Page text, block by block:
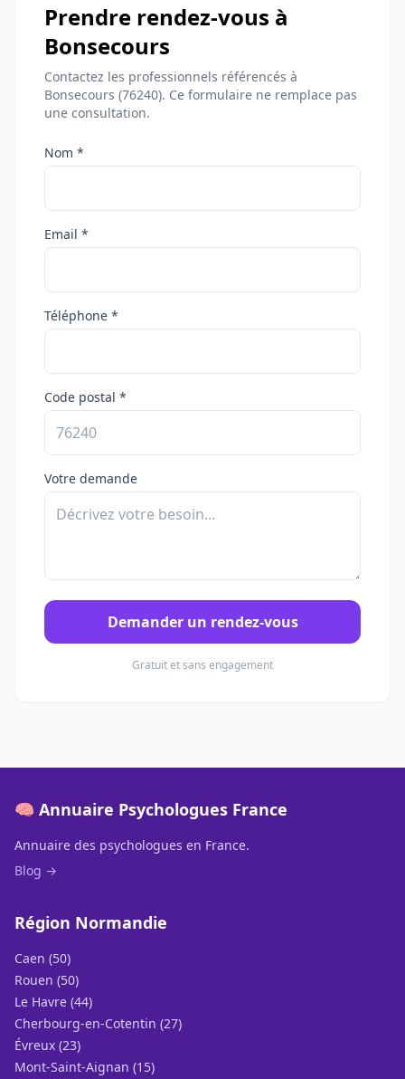
Prendre rendez-vous à
Bonsecours
Contactez les professionnels référencés à
Bonsecours (76240). Ce formulaire ne remplace pas
une consultation.
Nom *
Email *
Téléphone *
Code postal *
Votre demande
Demander un rendez-vous
Gratuit et sans engagement
🧠 Annuaire Psychologues France
Annuaire des psychologues en France.
Blog →
Région Normandie
Caen (50)
Rouen (50)
Le Havre (44)
Cherbourg-en-Cotentin (27)
Évreux (23)
Mont-Saint-Aignan (15)